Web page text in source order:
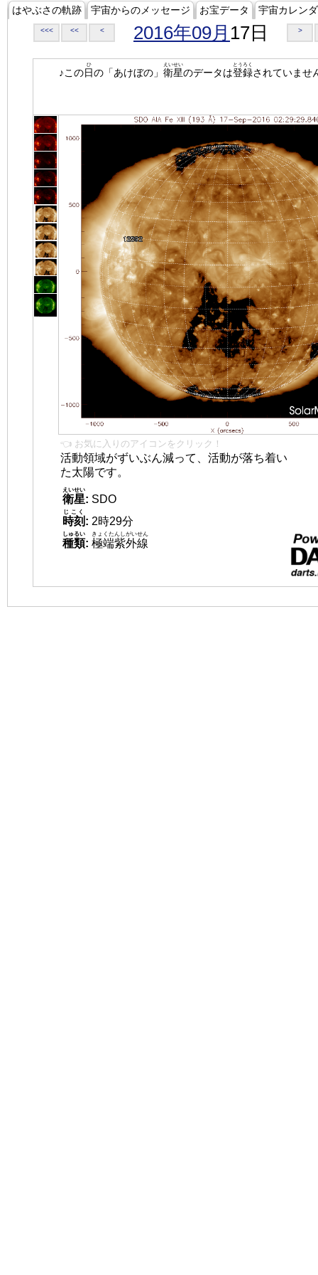
はやぶさの軌跡 宇宙からのメッセージ お宝データ 宇宙カレン
<<< << < 2016年09月 17日 >
♪この日
ひ
の「あけぼの」 衛星
えいせい
のデータは登録
とうろく
されていませ
👈 お気に入りのアイコンをクリック！
活動領域がずいぶん減って、活動が落ち着い
た太陽です。
衛星
えいせい
: SDO
時刻
じこく
: 2時29分
種類
しゅるい
: 極端紫外線
きょくたんしがいせん